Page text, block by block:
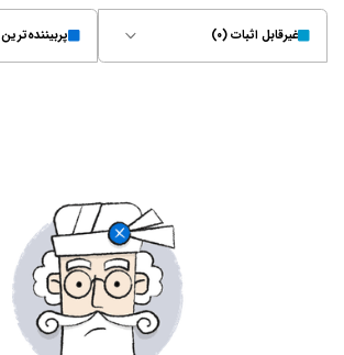
غیر‌قابل اثبات (۰) پربیننده‌ترین